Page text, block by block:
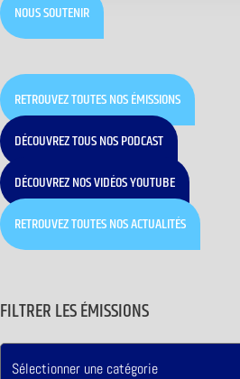
NOUS SOUTENIR
RETROUVEZ TOUTES NOS ÉMISSIONS
DÉCOUVREZ TOUS NOS PODCAST
DÉCOUVREZ NOS VIDÉOS YOUTUBE
RETROUVEZ TOUTES NOS ACTUALITÉS
FILTRER LES ÉMISSIONS